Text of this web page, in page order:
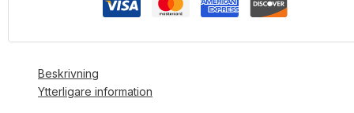
Beskrivning
Ytterligare information